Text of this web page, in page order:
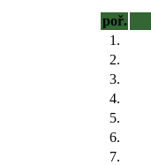
poř.
1.
2.
3.
4.
5.
6.
7.